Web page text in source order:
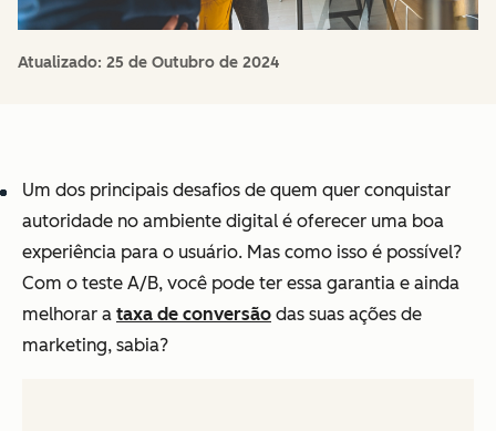
Atualizado: 25 de Outubro de 2024
Um dos principais desafios de quem quer conquistar
autoridade no ambiente digital é oferecer uma boa
experiência para o usuário. Mas como isso é possível?
Com o teste A/B, você pode ter essa garantia e ainda
melhorar a taxa de conversão das suas ações de
marketing, sabia?